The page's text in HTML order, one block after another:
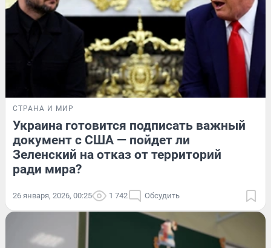
СТРАНА И МИР
Украина готовится подписать важный
документ с США — пойдет ли
Зеленский на отказ от территорий
ради мира?
26 января, 2026, 00:25 1 742 Обсудить